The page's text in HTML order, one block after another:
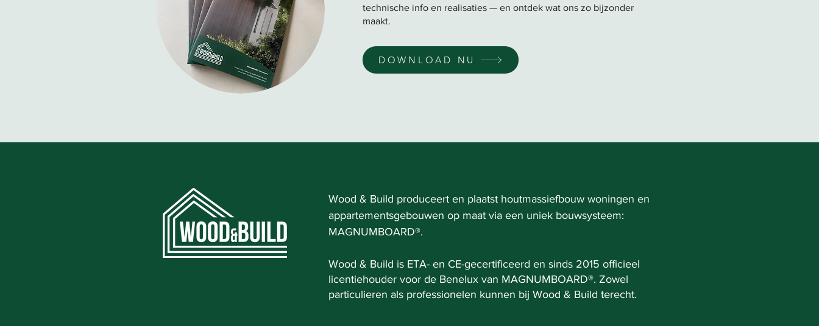
technische info en realisaties — en ontdek wat ons zo bijzonder
maakt.
DOWNLOAD NU
Wood & Build produceert en plaatst houtmassiefbouw woningen en
appartementsgebouwen op maat via een uniek bouwsysteem:
MAGNUMBOARD®.
Wood & Build is ETA- en CE-gecertificeerd en sinds 2015 officieel
licentiehouder voor de Benelux van MAGNUMBOARD®. Zowel
particulieren als professionelen kunnen bij Wood & Build terecht.